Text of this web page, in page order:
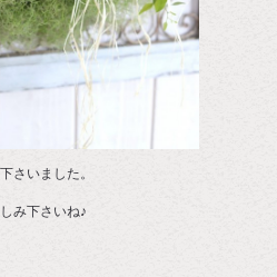
さいました。
み下さいね♪